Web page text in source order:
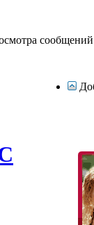
сообщений